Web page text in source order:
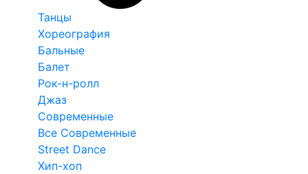
Танцы
Хореография
Бальные
Балет
Рок-н-ролл
Джаз
Современные
Все Современные
Street Dance
Хип-хоп